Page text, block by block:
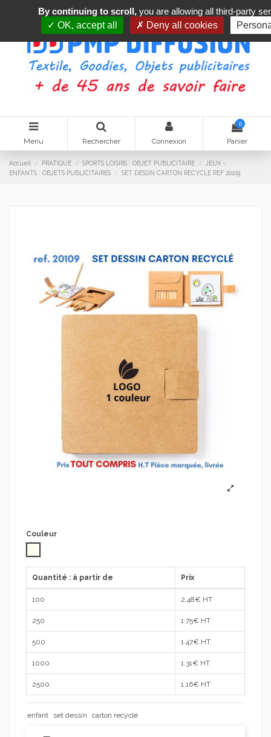
Menu Rechercher Connexion
0
Panier
Accueil PRATIQUE SPORTS LOISIRS : OBJET PUBLICITAIRE
JEUX -
ENFANTS : OBJETS PUBLICITAIRES
SET DESSIN CARTON RECYCLE REF 20109
Couleur
Quantité : à partir de Prix
100 2.48€ HT
250 1.75€ HT
500 1.47€ HT
1000 1.31 € HT
2500 1.16€ HT
enfant set dessin carton recyclé
By continuing to scroll, you are allowing all third-party
OK, accept all
Deny all cookies